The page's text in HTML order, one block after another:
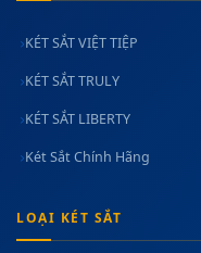
KÉT SẮT VIỆT TIỆP
KÉT SẮT TRULY
KÉT SẮT LIBERTY
Két Sắt Chính Hãng
LOẠI KÉT SẮT